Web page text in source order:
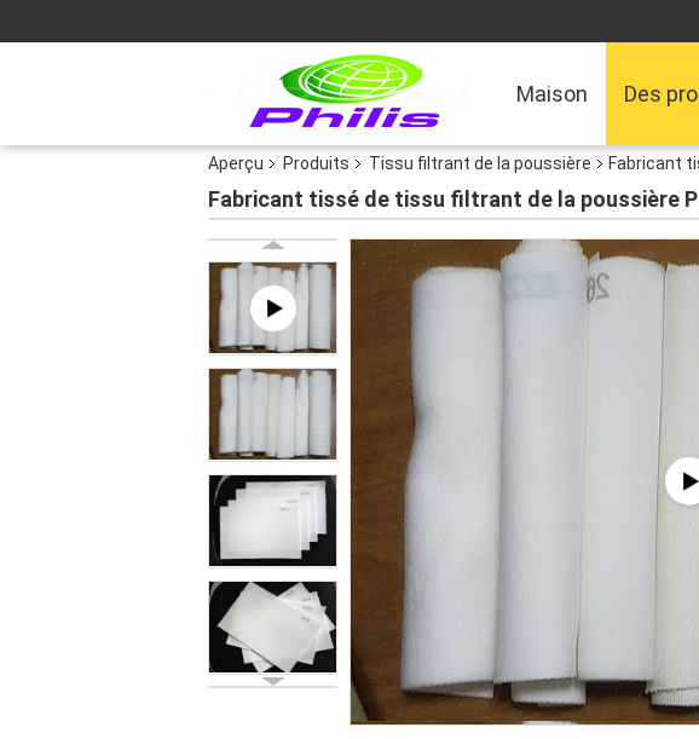
Maison Des
Aperçu Produits Tissu filtrant de la poussière Fabricant
Fabricant tissé de tissu filtrant de la poussière